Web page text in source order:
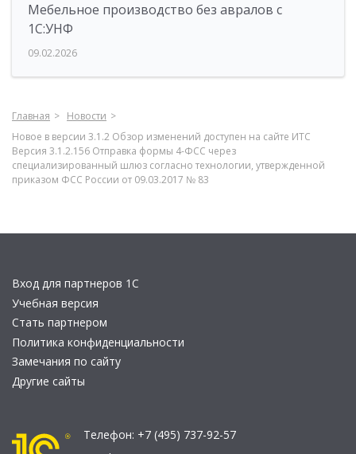
Мебельное производство без авралов с
1С:УНФ
09.02.2026
Главная
Новости
Новое в версии 3.1.2 Обзор изменений доступен на сайте ИТС
Версия 3.1.2.156 Отправка формы 4-ФСС через
специализированный шлюз согласно технологии, утвержденной
приказом ФСС России от 09.03.2017 № 83
Вход для партнеров 1С
Учебная версия
Стать партнером
Политика конфиденциальности
Замечания по сайту
Другие сайты
Телефон: +7 (495) 737-92-57